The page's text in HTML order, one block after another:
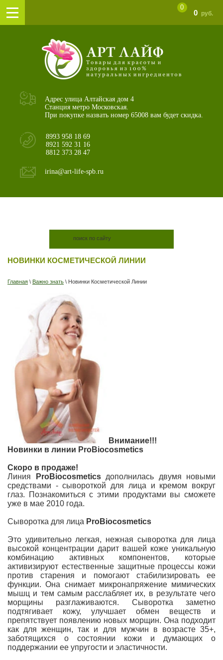
0 руб.
0
Адрес улица Алтайская дом 4
Станция метро Московская.
При покупке назвать номер 65008 вам будет скидка.
8993 958 18 69
8921 592 31 16
8812 373 28 47
irina@art-life-spb.ru
НОВИНКИ КОСМЕТИЧЕСКОЙ ЛИНИИ
Главная \ Важно знать \ Новинки Косметической Линии
Внимание!!!
Новинки в линии ProBiocosmetics
Скоро в продаже!
Линия
ProBiocosmeticsдополнилась двумя новыми
средствами - сывороткой для лица и кремом вокруг
глаз. Познакомиться с этими продуктами вы сможете
уже в мае 2010 года.
Сыворотка для лица ProBiocosmetics
Это удивительно легкая, нежная сыворотка для лица
высокой концентрации дарит вашей коже уникальную
комбинацию активных компонентов, которые
активизируют естественные защитные процессы кожи
против старения и помогают стабилизировать ее
функции. Она снимает микронапряжение мимических
мышц и тем самым расслабляет их, в результате чего
морщины разглаживаются. Сыворотка заметно
подтягивает кожу, улучшает обмен веществ и
препятствует появлению новых морщин. Она подходит
как для женщин, так и для мужчин в возрасте 35+,
заботящихся о состоянии кожи и думающих о
поддержании ее упругости и эластичности.